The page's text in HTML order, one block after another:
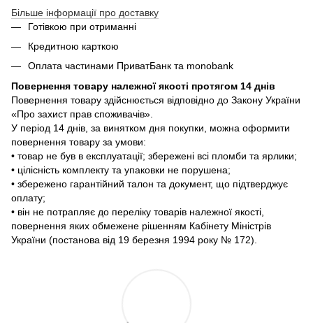
Більше інформації про доставку
Готівкою при отриманні
Кредитною карткою
Оплата частинами ПриватБанк та monobank
Повернення товару належної якості протягом 14 днів
Повернення товару здійснюється відповідно до Закону України
«Про захист прав споживачів».
У період 14 днів, за винятком дня покупки, можна оформити
повернення товару за умови:
• товар не був в експлуатації; збережені всі пломби та ярлики;
• цілісність комплекту та упаковки не порушена;
• збережено гарантійний талон та документ, що підтверджує
оплату;
• він не потрапляє до переліку товарів належної якості,
повернення яких обмежене рішенням Кабінету Міністрів
України (постанова від 19 березня 1994 року № 172).